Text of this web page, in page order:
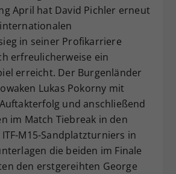
April hat David Pichler erneut
in seiner Profikarriere
erfreulicherweise ein
erreicht. Der Burgenländer
Lukas Pokorny mit
und anschließend
im Match Tiebreak in den
M15-Sandplatzturniers in
die beiden im Finale
den erstgereihten George
Wert speichert Ihre Consent-
Unter anderem eine
generierte ID, für die
Speicherung Ihrer
Einstellungen, falls der
Betreiber dies eingestellt